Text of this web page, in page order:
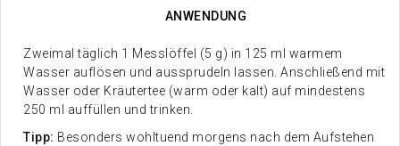
ANWENDUNG
Zweimal täglich 1 Messlöffel (5 g) in 125 ml warmem
Wasser auflösen und aussprudeln lassen. Anschließend mit
Wasser oder Kräutertee (warm oder kalt) auf mindestens
250 ml auffüllen und trinken.
Tipp: Besonders wohltuend morgens nach dem Aufstehen